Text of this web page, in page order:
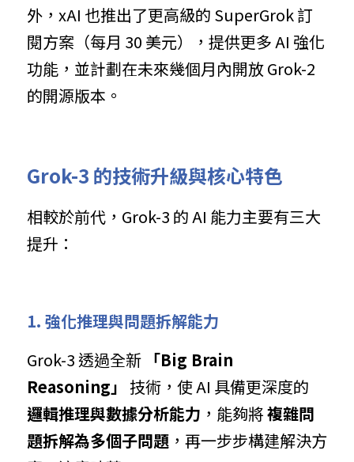
外，xAI 也推出了更高級的 SuperGrok 訂
閱方案（每月 30 美元），提供更多 AI 強化
功能，並計劃在未來幾個月內開放 Grok-2
的開源版本。
Grok-3 的技術升級與核心特色
相較於前代，Grok-3 的 AI 能力主要有三大
提升：
1. 強化推理與問題拆解能力
Grok-3 透過全新 「Big Brain
Reasoning」
邏輯推理與數據分析能力 ，能夠將 複雜問
題拆解為多個子問題 ，再一步步構建解決方